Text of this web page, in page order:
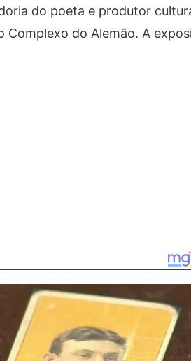
do poeta e produtor
Complexo do Alemão. A